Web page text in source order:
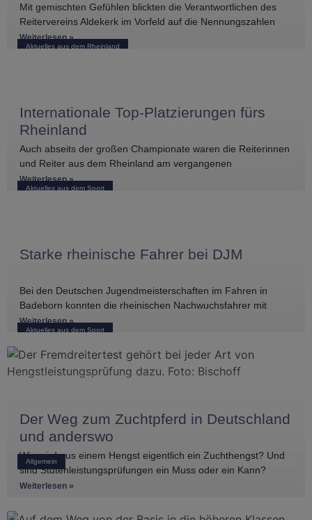
Aktuelles aus dem Rheinland
Mit gemischten Gefühlen blickten die Verantwortlichen des
Reitervereins Aldekerk im Vorfeld auf die Nennungszahlen
vergleichbarer Turniere in der näheren Umgebung. Umso
größer war die
Weiterlesen »
Aktuelles aus dem Sport
Internationale Top-Platzierungen fürs
Rheinland
Auch abseits der großen Championate waren die Reiterinnen
und Reiter aus dem Rheinland am vergangenen
Wochenende international erfolgreich unterwegs. Bei
Weiterlesen »
Aktuelles aus dem Sport
Starke rheinische Fahrer bei DJM
Bei den Deutschen Jugendmeisterschaften im Fahren in
Badeborn konnten die rheinischen Nachwuchsfahrer mit
mehreren vorderen Platzierungen überzeugen. Frederik
Koitka erreichte
Weiterlesen »
Allgemein
Der Weg zum Zuchtpferd in Deutschland
und anderswo
Wie wird aus einem Hengst eigentlich ein Zuchthengst? Und
sind Stutenleistungsprüfungen ein Muss oder ein Kann?
Einblicke in die Regelwerke
Weiterlesen »